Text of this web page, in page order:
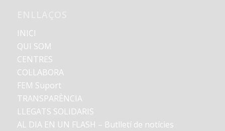
INICI
QUI SOM
CENTRES
COL·LABORA
FEM Suport
TRANSPARÈNCIA
LLEGATS SOLIDARIS
AL DIA EN UN FLASH – Butlletí de notícies